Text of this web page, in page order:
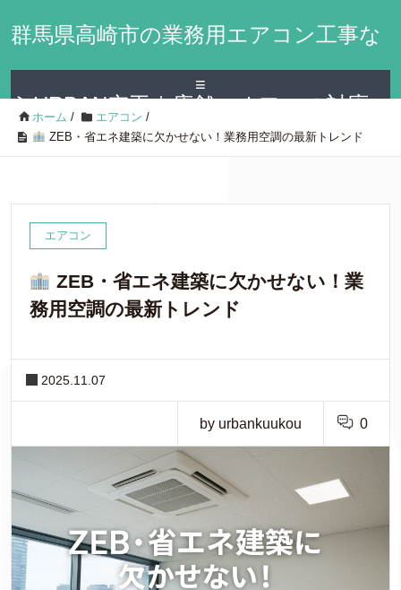
群馬県高崎市の業務用エアコン工事な
らURBAN空工｜店舗・オフィス対応
≡
ホーム / エアコン /
ZEB・省エネ建築に欠かせない！業務用空調の最新トレンド
エアコン
ZEB・省エネ建築に欠かせない！業
務用空調の最新トレンド
2025.11.07
by urbankuukou 0